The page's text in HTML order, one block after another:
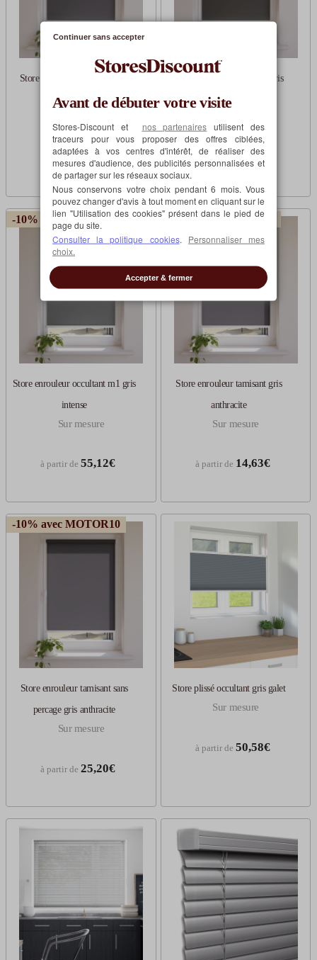
Store enrouleur occultant gris
anthracite
à partir de 18,90€
Store enrouleur occultant gris
souris
à partir de 18,90€
-10% avec MOTOR10
Store enrouleur occultant m1 gris
intense
Sur mesure
à partir de 55,12€
-10% avec MOTOR10
Store enrouleur tamisant gris
anthracite
Sur mesure
à partir de 14,63€
-10% avec MOTOR10
Store enrouleur tamisant sans
percage gris anthracite
Sur mesure
à partir de 25,20€
Store plissé occultant gris galet
Sur mesure
à partir de 50,58€
Avant de débuter votre visite
Stores-Discount et nos partenaires utilisent des
traceurs pour vous proposer des offres ciblées,
adaptées à vos centres d'intérêt, de réaliser des
mesures d'audience, des publicités personnalisées et
de partager sur les réseaux sociaux.
Nous conservons votre choix pendant 6 mois. Vous
pouvez changer d'avis à tout moment en cliquant sur le
lien "Utilisation des cookies" présent dans le pied de
page du site.
Consulter la politique cookies. Personnaliser mes
choix.
Accepter & fermer
Continuer sans accepter